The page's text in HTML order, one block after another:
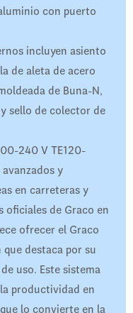
con puerto
incluyen asiento
de aleta de acero
de Buna-N,
sello de colector de
240 V TE120-
y
en carreteras y
de Graco en
ofrecer el Graco
que destaca por su
uso. Este sistema
productividad en
lo convierte en la